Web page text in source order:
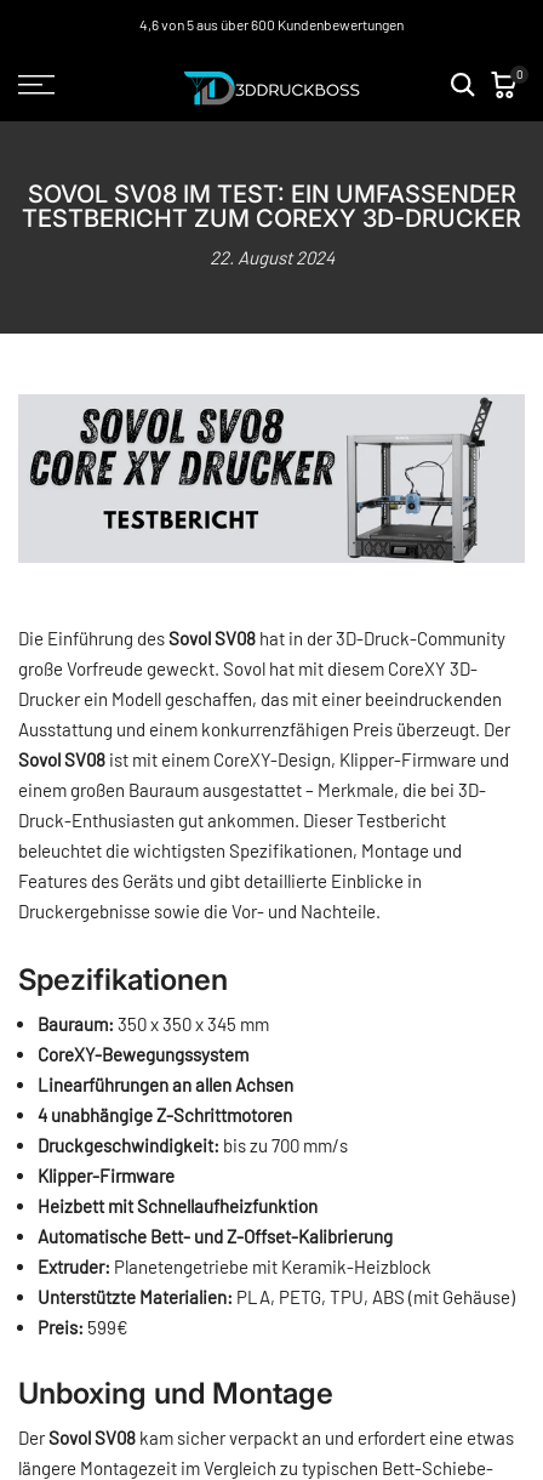
springen
4,6 von 5 aus über 600 Kundenbewertungen
0
SOVOL SV08 IM TEST: EIN UMFASSENDER
TESTBERICHT ZUM COREXY 3D-DRUCKER
22. August 2024
Die Einführung desSovol SV08 hat in der 3D-Druck-Community
große Vorfreude geweckt. Sovol hat mit diesem CoreXY 3D-
Drucker ein Modell geschaffen, das mit einer beeindruckenden
Ausstattung und einem konkurrenzfähigen Preis überzeugt. Der
Sovol SV08 ist mit einem CoreXY-Design, Klipper-Firmware und
einem großen Bauraum ausgestattet – Merkmale, die bei 3D-
Druck-Enthusiasten gut ankommen. Dieser Testbericht
beleuchtet die wichtigsten Spezifikationen, Montage und
Features des Geräts und gibt detaillierte Einblicke in
Druckergebnisse sowie die Vor- und Nachteile.
Spezifikationen
Bauraum: 350 x 350 x 345 mm
CoreXY-Bewegungssystem
Linearführungen an allen Achsen
4 unabhängige Z-Schrittmotoren
Druckgeschwindigkeit: bis zu 700 mm/s
Klipper-Firmware
Heizbett mit Schnellaufheizfunktion
Automatische Bett- und Z-Offset-Kalibrierung
Extruder: Planetengetriebe mit Keramik-Heizblock
Unterstützte Materialien: PLA, PETG, TPU, ABS (mit Gehäuse)
Preis: 599€
Unboxing und Montage
DerSovol SV08 kam sicher verpackt an und erfordert eine etwas
längere Montagezeit im Vergleich zu typischen Bett-Schiebe-